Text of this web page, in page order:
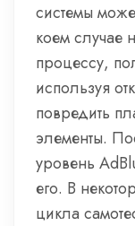
системы
коем случае
процессу,
используя
повредить
элементы.
уровень
его. В
цикла